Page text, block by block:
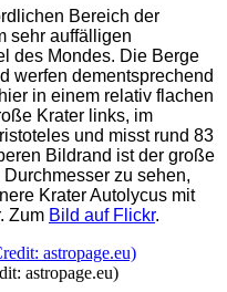
Bereich der
sehr auffälligen
des Mondes. Die Berge
werfen dementsprechend
in einem relativ flachen
Krater links, im
und misst rund 83
Bildrand ist der große
zu sehen,
Krater Autolycus mit
Zum Bild auf Flickr.
astropage.eu)